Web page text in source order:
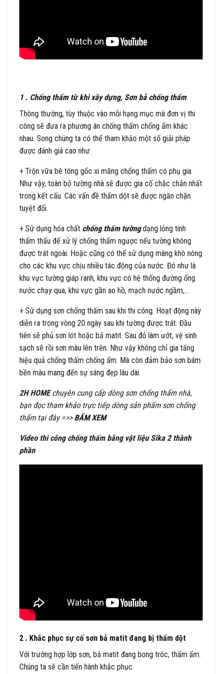
1 . Chống thấm từ khi xây dựng, Sơn bả chống thấm
Thông thường, tùy thuộc vào mỗi hạng mục mà đơn vị thi
công sẽ đưa ra phương án chống thấm chống ẩm khác
nhau. Song chúng ta có thể tham khảo một số giải pháp
được đánh giá cao như:
+ Trộn vữa bê tông gốc xi măng chống thấm có phụ gia.
Như vậy, toàn bộ tường nhà sẽ được gia cố chắc chắn nhất
trong kết cấu. Các vấn đề thấm dột sẽ được ngăn chặn
tuyệt đối.
+ Sử dụng hóa chất chống thấm tườngdạng lỏng tinh
thẩm thấu để xử lý chống thấm ngược nếu tường không
được trát ngoài. Hoặc cũng có thể sử dụng màng khò nóng
cho các khu vực chịu nhiều tác động của nước. Đó như là
khu vực tường giáp ranh, khu vực có hệ thống đường ống
nước chạy qua, khu vực gần ao hồ, mạch nước ngầm,…
+ Sử dụng sơn chống thấm sau khi thi công. Hoạt động này
diễn ra trong vòng 20 ngày sau khi tường được trát. Đầu
tiên sẽ phủ sơn lót hoặc bả matit. Sau đó làm ướt, vệ sinh
sạch sẽ rồi sơn màu lên trên. Như vậy không chỉ gia tăng
hiệu quả chống thấm chống ẩm. Mà còn đảm bảo sơn bám
bền màu mang đến sự sáng đẹp lâu dài.
2H HOMEchuyên cung cấp dòng sơn chống thấm nhà,
bạn đọc tham khảo trực tiếp dòng sản phẩm sơn chống
thấm tại đây =>> BẤM XEM
Video thi công chống thấm bằng vật liệu Sika 2 thành
phần
2 . Khắc phục sự cố sơn bả matit đang bị thấm dột
Với trường hợp lớp sơn, bả matit đang bong tróc, thấm ẩm.
Chúng ta sẽ cần tiến hành khắc phục.